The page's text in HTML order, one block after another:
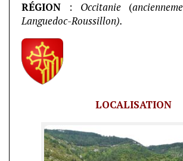
RÉGION : Occitanie(
Languedoc-Roussillon).
LOCALISATION